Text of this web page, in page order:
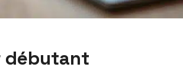
débutant